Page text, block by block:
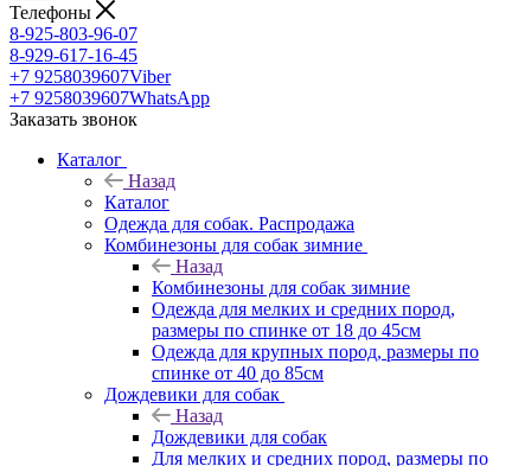
Телефоны
8-925-803-96-07
8-929-617-16-45
+7 9258039607Viber
+7 9258039607WhatsApp
Заказать звонок
Каталог
Назад
Каталог
Одежда для собак. Распродажа
Комбинезоны для собак зимние
Назад
Комбинезоны для собак зимние
Одежда для мелких и средних пород,
размеры по спинке от 18 до 45см
Одежда для крупных пород, размеры по
спинке от 40 до 85см
Дождевики для собак
Назад
Дождевики для собак
Для мелких и средних пород, размеры по